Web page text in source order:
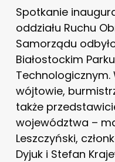
Spotkanie
oddziału Ruchu
Samorządu
Białostockim
Technologicznym.
wójtowie,
także
województwa –
Leszczyński,
Dyjuk i Stefan